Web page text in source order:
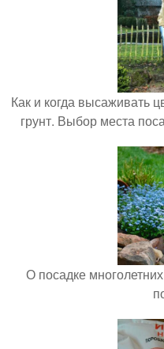
Как и когда высаживать
грунт. Выбор места
О посадке